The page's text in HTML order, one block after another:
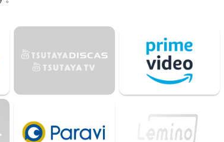
人におすすめの関連作品
年）
DailymotionやPandoraではなく、配信サービスで